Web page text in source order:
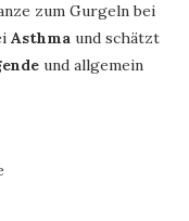
zum Gurgeln bei
Asthma und schätzt
und allgemein